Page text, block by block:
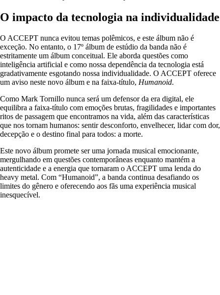
O impacto da tecnologia na individualidade
O ACCEPT nunca evitou temas polêmicos, e este álbum não é
exceção. No entanto, o 17º álbum de estúdio da banda não é
estritamente um álbum conceitual. Ele aborda questões como
inteligência artificial e como nossa dependência da tecnologia está
gradativamente esgotando nossa individualidade. O ACCEPT oferece
um aviso neste novo álbum e na faixa-título, Humanoid.
Como Mark Tornillo nunca será um defensor da era digital, ele
equilibra a faixa-título com emoções brutas, fragilidades e importantes
ritos de passagem que encontramos na vida, além das características
que nos tornam humanos: sentir desconforto, envelhecer, lidar com dor,
decepção e o destino final para todos: a morte.
Este novo álbum promete ser uma jornada musical emocionante,
mergulhando em questões contemporâneas enquanto mantém a
autenticidade e a energia que tornaram o ACCEPT uma lenda do
heavy metal. Com “Humanoid”, a banda continua desafiando os
limites do gênero e oferecendo aos fãs uma experiência musical
inesquecível.